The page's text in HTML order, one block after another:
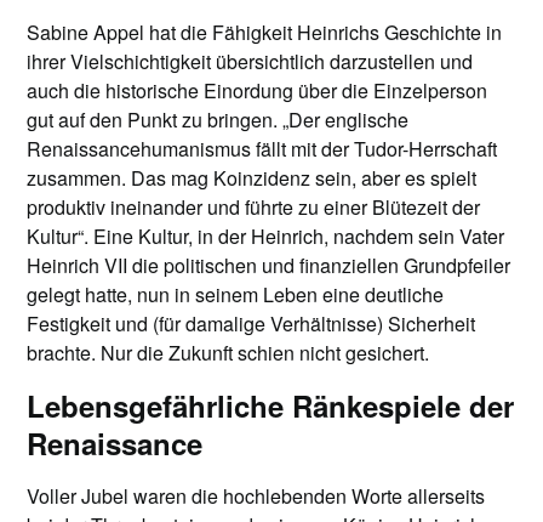
Sabine Appel hat die Fähigkeit Heinrichs Geschichte in
ihrer Vielschichtigkeit übersichtlich darzustellen und
auch die historische Einordung über die Einzelperson
gut auf den Punkt zu bringen. „Der englische
Renaissancehumanismus fällt mit der Tudor-Herrschaft
zusammen. Das mag Koinzidenz sein, aber es spielt
produktiv ineinander und führte zu einer Blütezeit der
Kultur“. Eine Kultur, in der Heinrich, nachdem sein Vater
Heinrich VII die politischen und finanziellen Grundpfeiler
gelegt hatte, nun in seinem Leben eine deutliche
Festigkeit und (für damalige Verhältnisse) Sicherheit
brachte. Nur die Zukunft schien nicht gesichert.
Lebensgefährliche Ränkespiele der
Renaissance
Voller Jubel waren die hochlebenden Worte allerseits